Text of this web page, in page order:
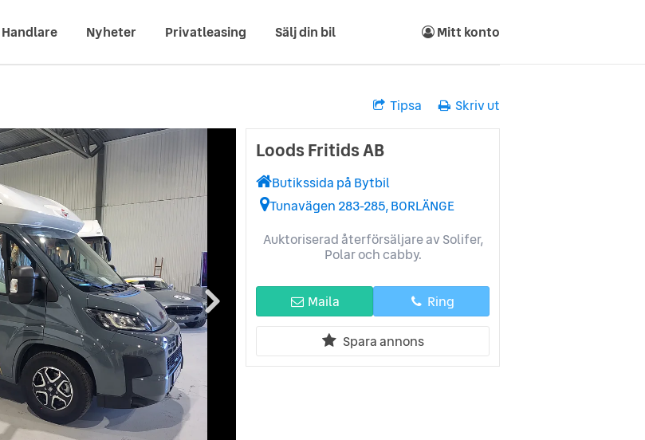
Handlare Nyheter Privatleasing Sälj din bil Mitt konto
Tipsa Skriv ut
Loods Fritids AB
Butikssida på Bytbil
Tunavägen 283-285, BORLÄNGE
Auktoriserad återförsäljare av Solifer,
Polar och cabby.
Maila Ring
Spara annons